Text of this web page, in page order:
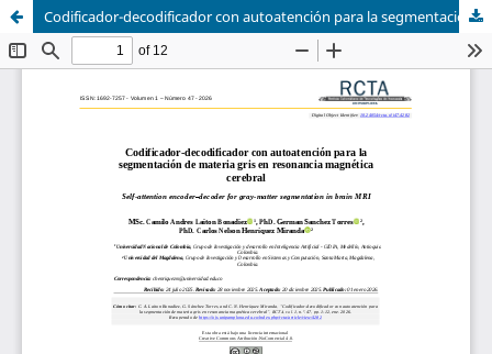
Codificador-decodificador con autoatención para la segmentación de materia gris en resonancia magnética cerebral